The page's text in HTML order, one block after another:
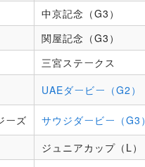
中京記念（G3）
関屋記念（G3）
三宮ステークス
UAEダービー（G2）
ーズ サウジダービー（G3）
ジュニアカップ（L）